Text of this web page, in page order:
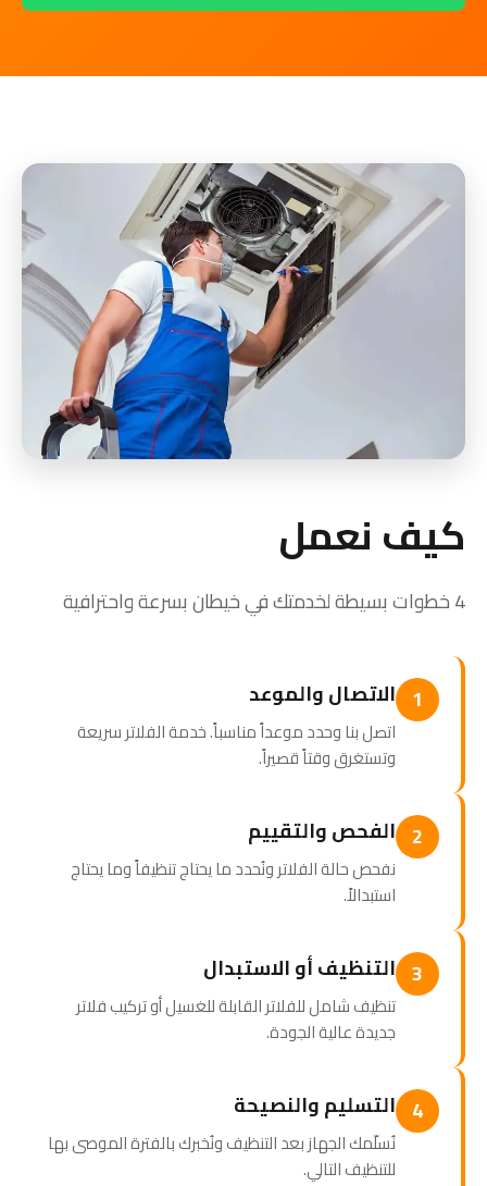
كيف نعمل
4 خطوات بسيطة لخدمتك في خيطان بسرعة واحترافية
1 الاتصال والموعد
اتصل بنا وحدد موعداً مناسباً. خدمة الفلاتر سريعة
وتستغرق وقتاً قصيراً.
2 الفحص والتقييم
نفحص حالة الفلاتر ونُحدد ما يحتاج تنظيفاً وما يحتاج
استبدالاً.
3 التنظيف أو الاستبدال
تنظيف شامل للفلاتر القابلة للغسيل أو تركيب فلاتر
جديدة عالية الجودة.
4 التسليم والنصيحة
نُسلّمك الجهاز بعد التنظيف ونُخبرك بالفترة الموصى بها
للتنظيف التالي.